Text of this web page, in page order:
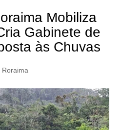
Mobiliza
Gabinete de
às Chuvas
Roraima